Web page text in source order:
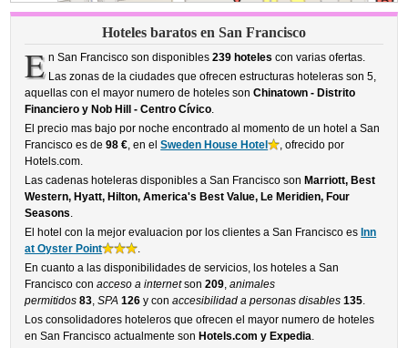
Hoteles baratos en San Francisco
E n San Francisco son disponibles 239 hoteles con varias ofertas.
Las zonas de la ciudades que ofrecen estructuras hoteleras son 5,
aquellas con el mayor numero de hoteles sonChinatown - Distrito
Financiero y Nob Hill - Centro Cívico.
El precio mas bajo por noche encontrado al momento de un hotel a San
Francisco es de98 €, en elSweden House Hotel
, ofrecido por
Hotels.com.
Las cadenas hoteleras disponibles a San Francisco son Marriott, Best
Western, Hyatt, Hilton, America's Best Value, Le Meridien, Four
Seasons.
El hotel con la mejor evaluacion por los clientes a San Francisco es Inn
at Oyster Point
.
En cuanto a las disponibilidades de servicios, los hoteles a San
Francisco conacceso a internetson209,animales
permitidos 83,SPA 126 y conaccesibilidad a personas disables 135.
Los consolidadores hoteleros que ofrecen el mayor numero de hoteles
en San Francisco actualmente son Hotels.com y Expedia.